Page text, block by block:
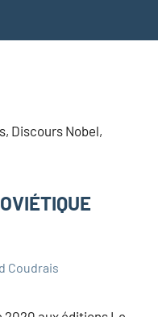
Discours Nobel,
Coudrais